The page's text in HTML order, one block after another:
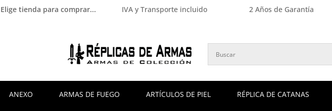
Elige tienda para comprar... IVA y Transporte incluido 2 Años de Garantía
ANEXO ARMAS DE FUEGO ARTÍCULOS DE PIEL RÉPLICA DE CATANAS